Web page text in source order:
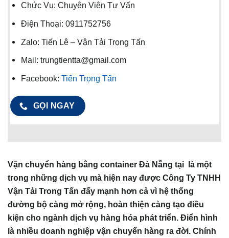
Chức Vụ: Chuyên Viên Tư Vấn
Điện Thoại: 0911752756
Zalo: Tiến Lê – Vận Tải Trọng Tấn
Mail: trungtientta@gmail.com
Facebook:Tiến Trọng Tấn
GỌI NGAY
Vận chuyển hàng bằng container Đà Nẵng tại là một
trong những dịch vụ mà hiện nay được Công Ty TNHH
Vận Tải Trong Tấn đẩy mạnh hơn cả vì hệ thống
đường bộ càng mở rộng, hoàn thiện càng tạo điều
kiện cho ngành dịch vụ hàng hóa phát triển. Điển hình
là nhiều doanh nghiệp vận chuyển hàng ra đời. Chính